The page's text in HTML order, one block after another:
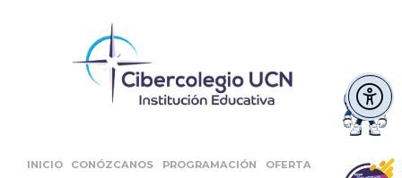
INICIO CONÓZCANOS PROGRAMACIÓN OFERTA